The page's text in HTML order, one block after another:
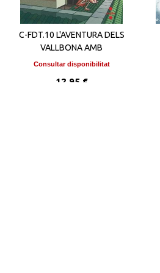
C-FDT.10 L'AVENTURA DELS
VALLBONA AMB
Consultar disponibilitat
12,95 €